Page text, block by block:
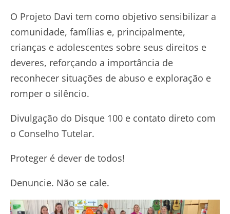
O Projeto Davi tem como objetivo sensibilizar a
comunidade, famílias e, principalmente,
crianças e adolescentes sobre seus direitos e
deveres, reforçando a importância de
reconhecer situações de abuso e exploração e
romper o silêncio.
Divulgação do Disque 100 e contato direto com
o Conselho Tutelar.
Proteger é dever de todos!
Denuncie. Não se cale.